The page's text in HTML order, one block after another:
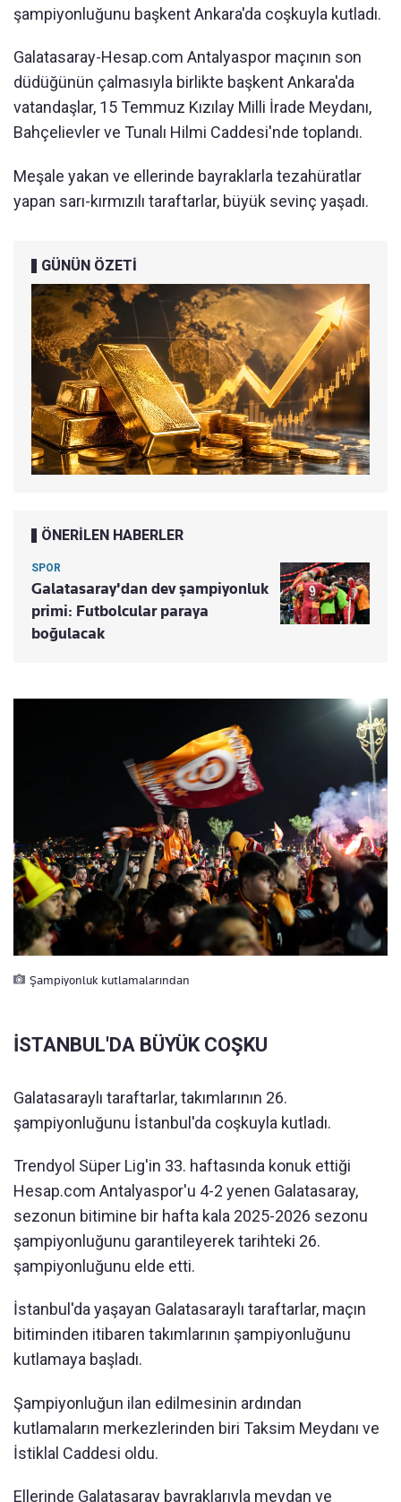
şampiyonluğunu başkent Ankara'da coşkuyla kutladı.
Galatasaray-Hesap.com Antalyaspor maçının son
düdüğünün çalmasıyla birlikte başkent Ankara'da
vatandaşlar, 15 Temmuz Kızılay Milli İrade Meydanı,
Bahçelievler ve Tunalı Hilmi Caddesi'nde toplandı.
Meşale yakan ve ellerinde bayraklarla tezahüratlar
yapan sarı-kırmızılı taraftarlar, büyük sevinç yaşadı.
GÜNÜN ÖZETİ
ÖNERİLEN HABERLER
SPOR
Galatasaray'dan dev şampiyonluk
primi: Futbolcular paraya
boğulacak
Şampiyonluk kutlamalarından
İSTANBUL'DA BÜYÜK COŞKU
Galatasaraylı taraftarlar, takımlarının 26.
şampiyonluğunu İstanbul'da coşkuyla kutladı.
Trendyol Süper Lig'in 33. haftasında konuk ettiği
Hesap.com Antalyaspor'u 4-2 yenen Galatasaray,
sezonun bitimine bir hafta kala 2025-2026 sezonu
şampiyonluğunu garantileyerek tarihteki 26.
şampiyonluğunu elde etti.
İstanbul'da yaşayan Galatasaraylı taraftarlar, maçın
bitiminden itibaren takımlarının şampiyonluğunu
kutlamaya başladı.
Şampiyonluğun ilan edilmesinin ardından
kutlamaların merkezlerinden biri Taksim Meydanı ve
İstiklal Caddesi oldu.
Ellerinde Galatasaray bayraklarıyla meydan ve